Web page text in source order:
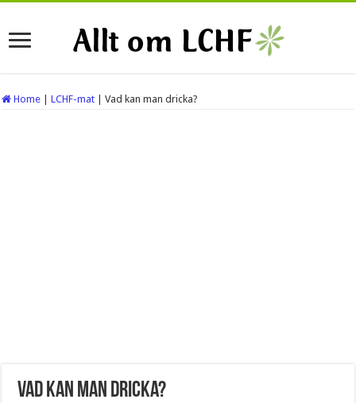
Home LCHF-mat Vad kan man dricka?
Vad kan man dricka?